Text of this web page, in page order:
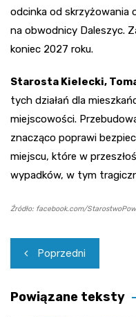
odcinka od skrzyżowania
na obwodnicy Daleszyc.
koniec 2027 roku.
Starosta Kielecki,
tych działań dla
miejscowości.
znacząco poprawi
miejscu, które w
wypadków, w tym
Źródło: facebook.com/
Nawigacja
wpisu
Poprzedni
Powiązane teksty